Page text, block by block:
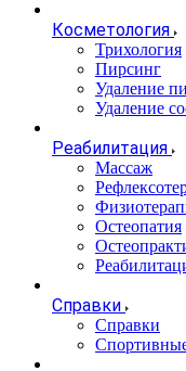
Косметология
Трихология
Пирсинг
Удаление
Удаление
Реабилитация
Массаж
Остеопатия
Справки
Справки